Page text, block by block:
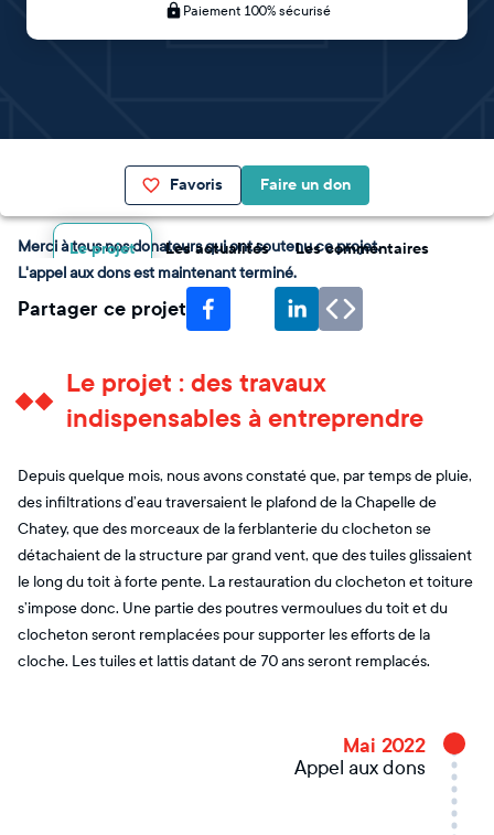
Paiement 100% sécurisé
Favoris Faire un don
Le projet Les actualités Les commentaires
Merci à tous nos donateurs qui ont soutenu ce projet.
L'appel aux dons est maintenant terminé.
Partager ce projet
Le projet : des travaux
indispensables à entreprendre
Depuis quelque mois, nous avons constaté que, par temps de pluie,
des infiltrations d’eau traversaient le plafond de la Chapelle de
Chatey, que des morceaux de la ferblanterie du clocheton se
détachaient de la structure par grand vent, que des tuiles glissaient
le long du toit à forte pente. La restauration du clocheton et toiture
s’impose donc. Une partie des poutres vermoulues du toit et du
clocheton seront remplacées pour supporter les efforts de la
cloche. Les tuiles et lattis datant de 70 ans seront remplacés.
Mai 2022
Appel aux dons